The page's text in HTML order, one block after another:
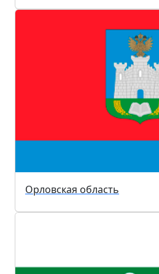
Орловская область